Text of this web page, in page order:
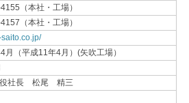
（本社・工場）
（本社・工場）
saito.co.jp/
月（平成11年4月）(矢吹工場）
役社長 松尾 精三